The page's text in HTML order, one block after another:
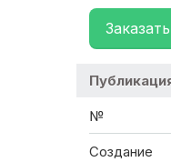
№
Создание